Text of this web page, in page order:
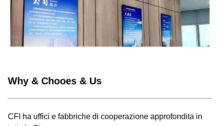
Why & Chooes & Us
CFI ha uffici e fabbriche di cooperazione approfondita in